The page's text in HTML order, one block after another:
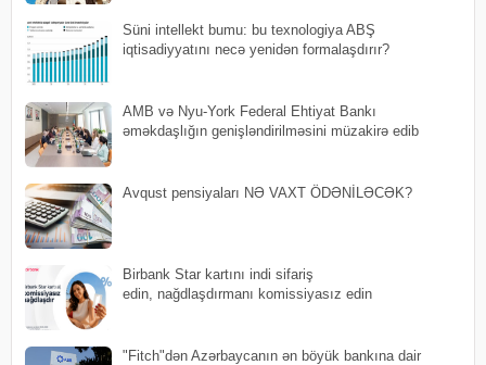
Süni intellekt bumu: bu texnologiya ABŞ
iqtisadiyyatını necə yenidən formalaşdırır?
AMB və Nyu-York Federal Ehtiyat Bankı
əməkdaşlığın genişləndirilməsini müzakirə edib
Avqust pensiyaları NƏ VAXT ÖDƏNİLƏCƏK?
Birbank Star kartını indi sifariş
edin, nağdlaşdırmanı komissiyasız edin
"Fitch"dən Azərbaycanın ən böyük bankına dair